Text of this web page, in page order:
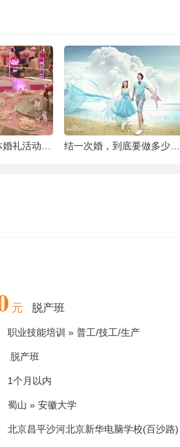
元 脱产班
职业技能培训 » 普工/技工/生产
脱产班
1个月以内
蜀山 » 安徽大学
北京昌平沙河北京新华电脑学校(百沙路)